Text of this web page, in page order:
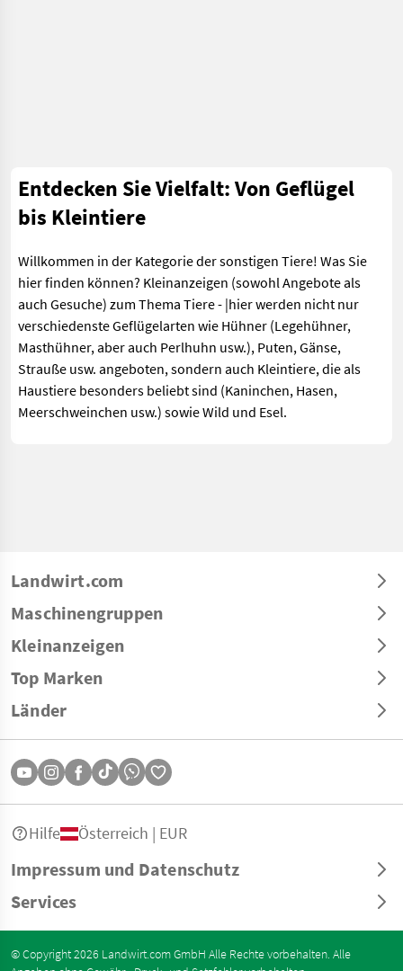
Entdecken Sie Vielfalt: Von Geflügel
bis Kleintiere
Willkommen in der Kategorie der sonstigen Tiere! Was Sie
hier finden können? Kleinanzeigen (sowohl Angebote als
auch Gesuche) zum Thema Tiere - |hier werden nicht nur
verschiedenste Geflügelarten wie Hühner (Legehühner,
Masthühner, aber auch Perlhuhn usw.), Puten, Gänse,
Strauße usw. angeboten, sondern auch Kleintiere, die als
Haustiere besonders beliebt sind (Kaninchen, Hasen,
Meerschweinchen usw.) sowie Wild und Esel.
Landwirt.com
Maschinengruppen
Kleinanzeigen
Top Marken
Länder
Impressum und Datenschutz
Services
Hilfe Österreich | EUR
© Copyright 2026 Landwirt.com GmbH Alle Rechte vorbehalten. Alle